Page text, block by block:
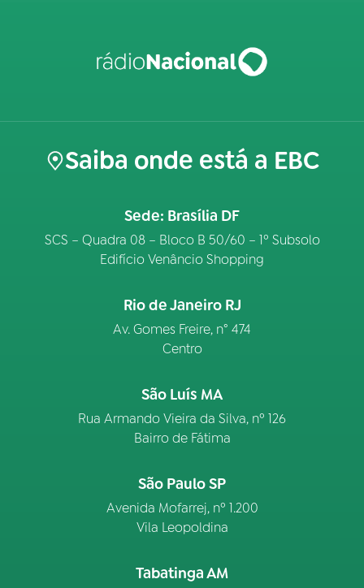
Saiba onde está a EBC
Sede: Brasília DF
SCS – Quadra 08 – Bloco B 50/60 – 1º Subsolo
Edifício Venâncio Shopping
Rio de Janeiro RJ
Av. Gomes Freire, n° 474
Centro
São Luís MA
Rua Armando Vieira da Silva, nº 126
Bairro de Fátima
São Paulo SP
Avenida Mofarrej, nº 1.200
Vila Leopoldina
Tabatinga AM